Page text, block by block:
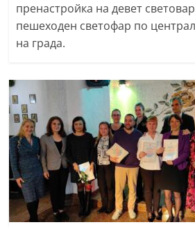
пренастройка на девет
пешеходен светофар по
на града.